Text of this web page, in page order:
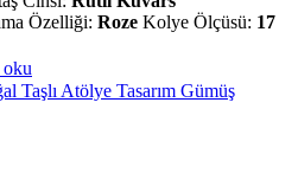
Özelliği: Roze Kolye Ölçüsü: 17
oku